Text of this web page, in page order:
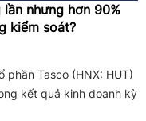
nhưng hơn 90%
kiểm soát?
phần Tasco (HNX: HUT)
kết quả kinh doanh kỳ